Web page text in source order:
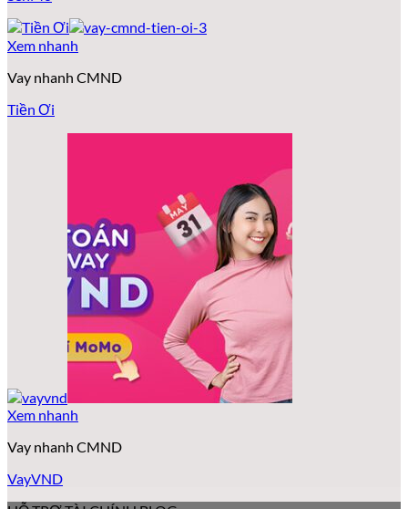
Xem nhanh
Vay nhanh CMND
Tiền Ơi
Xem nhanh
Vay nhanh CMND
VayVND